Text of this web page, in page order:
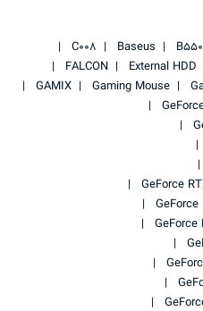
Baseus
C008
External HDD
FALCON
Gaming Mouse
GAMIX
GeForce
GeForce
GeForce